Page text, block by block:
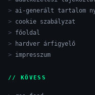
ai-generált tartalom
cookie szabályzat
főoldal
hardver árfigyelő
impresszum
// KÖVESS